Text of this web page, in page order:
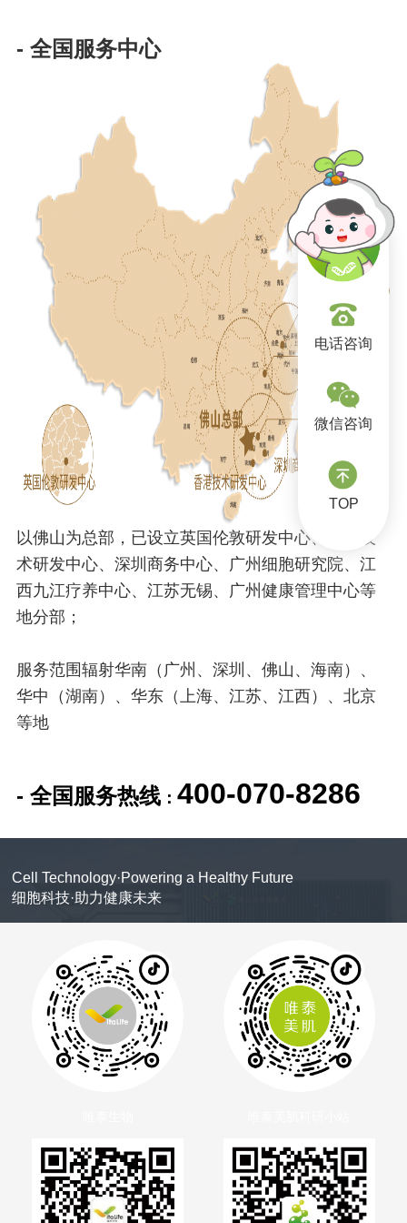
- 全国服务中心
以佛山为总部，已设立英国伦敦研发中心、香港技
术研发中心、深圳商务中心、广州细胞研究院、江
西九江疗养中心、江苏无锡、广州健康管理中心等
地分部；
服务范围辐射华南（广州、深圳、佛山、海南）、
华中（湖南）、华东（上海、江苏、江西）、北京
等地
- 全国服务热线： 400-070-8286
Cell Technology·Powering a Healthy Future
细胞科技·助力健康未来
电话咨询
微信咨询
TOP